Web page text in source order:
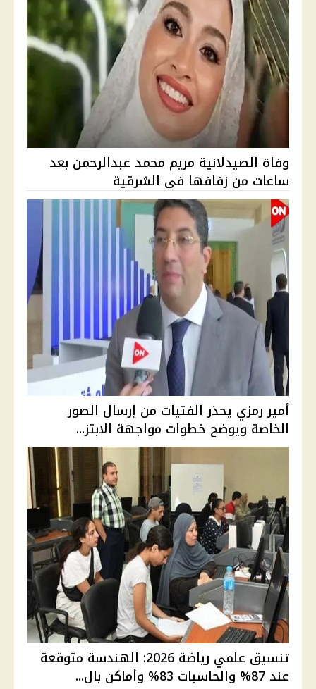
وفاة الصيدلانية مريم محمد عبدالرحمن بعد
ساعات من زفافها في الشرقية
أمير رمزي يحذر الفتيات من إرسال الصور
الخاصة ويوضح خطوات مواجهة الابتز...
تنسيق علمي رياضة 2026: الهندسة متوقعة
عند 87% والحاسبات 83% وأماكن بال...